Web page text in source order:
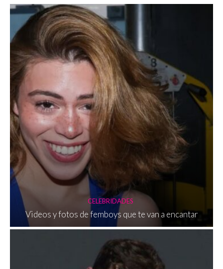
CELEBRIDADES
Videos y fotos de femboys que te van a encantar